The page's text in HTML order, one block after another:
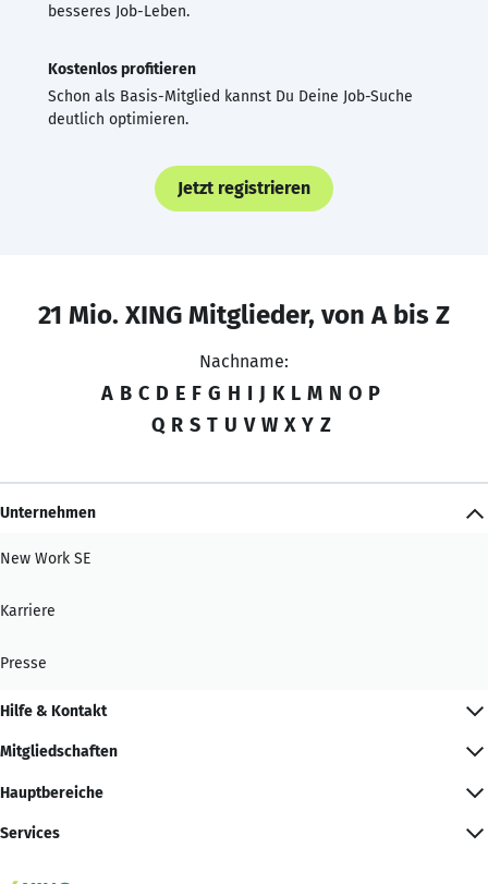
besseres Job-Leben.
Kostenlos profitieren
Schon als Basis-Mitglied kannst Du Deine Job-Suche
deutlich optimieren.
Jetzt registrieren
21 Mio. XING Mitglieder, von A bis Z
Nachname:
A B C D E F G H I J K L M N O P
Q R S T U V W X Y Z
Unternehmen
New Work SE
Karriere
Presse
Hilfe & Kontakt
Mitgliedschaften
Hauptbereiche
Services